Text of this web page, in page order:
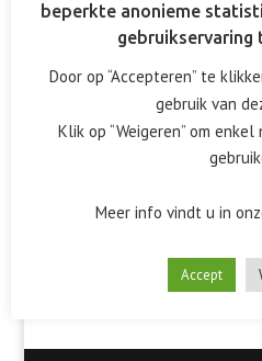
beperkte anonieme
gebruikservaring
Door op “Accepteren” te
gebruik van
Klik op “Weigeren” om
Meer info vindt u in
Accept